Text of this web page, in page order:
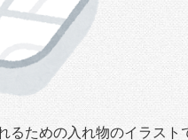
るための入れ物のイラスト